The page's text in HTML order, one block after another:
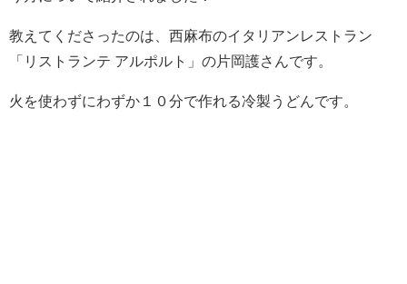
教えてくださったのは、西麻布のイタリアンレストラン
「 リストランテ アルポルト」の片岡護さんです。
火を使わずにわずか１０分で作れる冷製うどんです。